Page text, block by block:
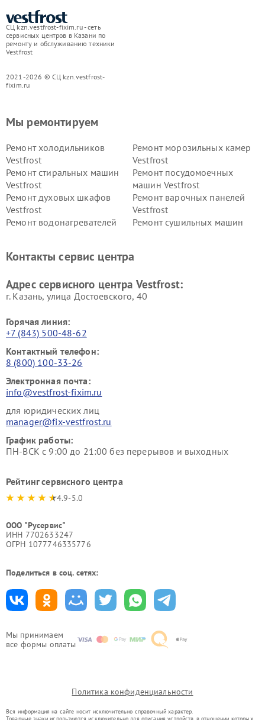
СЦ kzn.vestfrost-fixim.ru - сеть
сервисных центров в Казани по
ремонту и обслуживанию техники
Vestfrost
2021-2026 © СЦ kzn.vestfrost-
fixim.ru
Мы принимаем
все формы оплаты
Мы ремонтируем
Ремонт холодильников
Vestfrost
Ремонт морозильных камер
Vestfrost
Ремонт стиральных машин
Vestfrost
Ремонт посудомоечных
машин Vestfrost
Ремонт духовых шкафов
Vestfrost
Ремонт варочных панелей
Vestfrost
Ремонт водонагревателей
Ремонт сушильных машин
Vestfrost
Контакты сервис центра
Адрес сервисного центра Vestfrost:
г. Казань, улица Достоевского, 40
Горячая линия:
+7 (843) 500-48-62
Контактный телефон:
8 (800) 100-33-26
Электронная почта:
info@vestfrost-fixim.ru
для юридических лиц
manager@fix-vestfrost.ru
График работы:
ПН-ВСК с 9:00 до 21:00 без перерывов и выходных
Рейтинг сервисного центра
4.9-5.0
ООО "Русервис"
ИНН 7702633247
ОГРН 1077746335776
Поделиться в соц. сетях:
Политика конфиденциальности
Вся информация на сайте носит исключительно справочный характер.